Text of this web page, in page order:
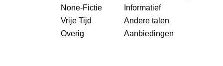
None-Fictie
Vrije Tijd
Overig
Informatief
Andere talen
Aanbiedingen